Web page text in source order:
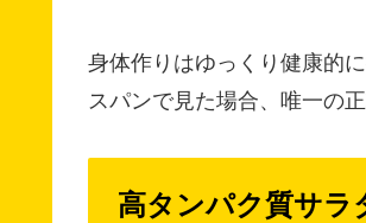
身体作りはゆっくり健康的
スパンで見た場合、唯一の正
高タンパク質サラ